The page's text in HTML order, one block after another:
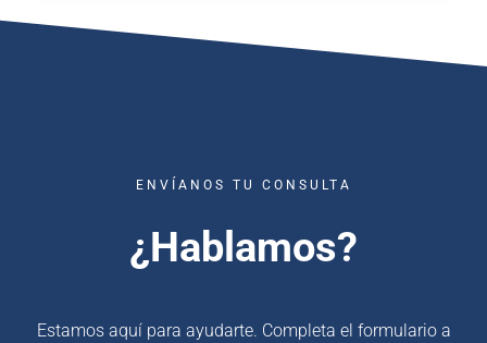
ENVÍANOS TU CONSULTA
¿Hablamos?
Estamos aquí para ayudarte. Completa el formulario a